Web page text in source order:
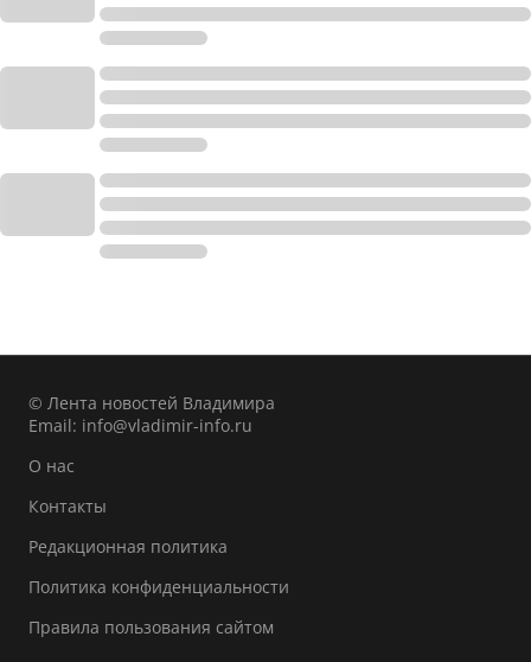
© Лента новостей Владимира
Email: info@vladimir-info.ru
О нас
Контакты
Редакционная политика
Политика конфиденциальности
Правила пользования сайтом